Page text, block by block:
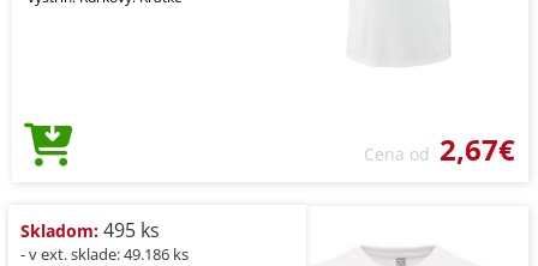
Cena od 2,67€
Skladom: 495 ks
- v ext. sklade: 49.186 ks